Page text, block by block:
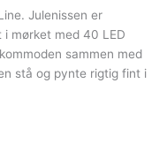
Julenissen er
mørket med 40 LED
sammen med
stå og pynte rigtig fint i